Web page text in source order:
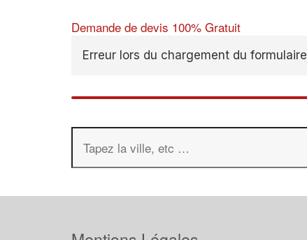
Demande de devis 100% Gratuit
Erreur lors du chargement du formulaire